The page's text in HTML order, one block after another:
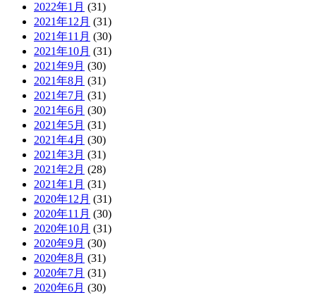
2022年1月 (31)
2021年12月 (31)
2021年11月 (30)
2021年10月 (31)
2021年9月 (30)
2021年8月 (31)
2021年7月 (31)
2021年6月 (30)
2021年5月 (31)
2021年4月 (30)
2021年3月 (31)
2021年2月 (28)
2021年1月 (31)
2020年12月 (31)
2020年11月 (30)
2020年10月 (31)
2020年9月 (30)
2020年8月 (31)
2020年7月 (31)
2020年6月 (30)